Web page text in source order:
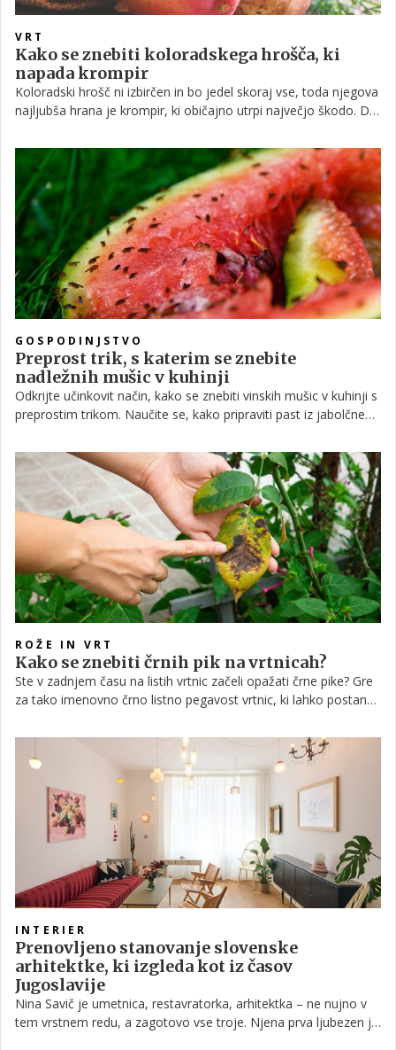
VRT
Kako se znebiti koloradskega hrošča, ki
napada krompir
Koloradski hrošč ni izbirčen in bo jedel skoraj vse, toda njegova
najljubša hrana je krompir, ki običajno utrpi največjo škodo. Da
katerimi boste prepoznali in nadzorovali tega nadležnega
škodljivca.
GOSPODINJSTVO
Preprost trik, s katerim se znebite
nadležnih mušic v kuhinji
Odkrijte učinkovit način, kako se znebiti vinskih mušic v kuhinji s
preprostim trikom. Naučite se, kako pripraviti past iz jabolčnega
uživajte v svežem, čistem prostoru brez nadležnih žuželk.
ROŽE IN VRT
Kako se znebiti črnih pik na vrtnicah?
Ste v zadnjem času na listih vrtnic začeli opažati črne pike? Gre
za tako imenovno črno listno pegavost vrtnic, ki lahko postane
nekaj načinov, kako to bolezen zajeziti.
INTERIER
Prenovljeno stanovanje slovenske
arhitektke, ki izgleda kot iz časov
Jugoslavije
Nina Savič je umetnica, restavratorka, arhitektka – ne nujno v
tem vrstnem redu, a zagotovo vse troje. Njena prva ljubezen je